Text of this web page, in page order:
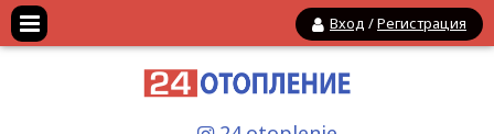
Вход /Регистрация